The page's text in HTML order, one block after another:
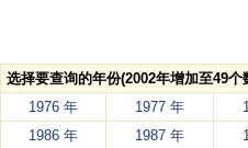
选择要查询的年份(2002年增加至49
1976 年
1977 年
1986 年
1987 年